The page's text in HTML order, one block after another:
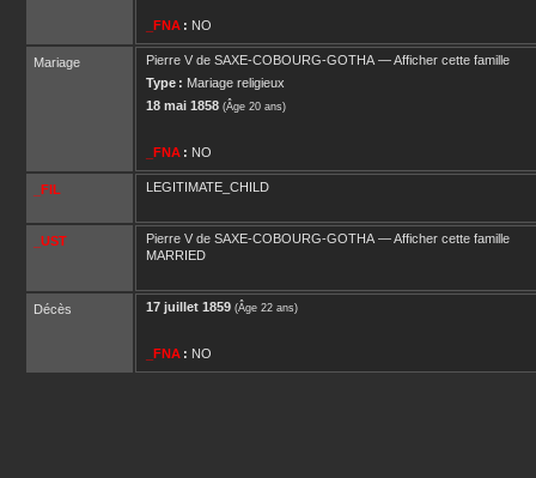
_FNA : NO
Mariage Pierre V de SAXE-COBOURG-GOTHA —Afficher cette famille
Type : Mariage religieux
18 mai 1858 (Âge 20 ans)
_FNA : NO
_FIL LEGITIMATE_CHILD
_UST Pierre V de SAXE-COBOURG-GOTHA —Afficher cette famille
MARRIED
Décès 17 juillet 1859 (Âge 22 ans)
_FNA : NO